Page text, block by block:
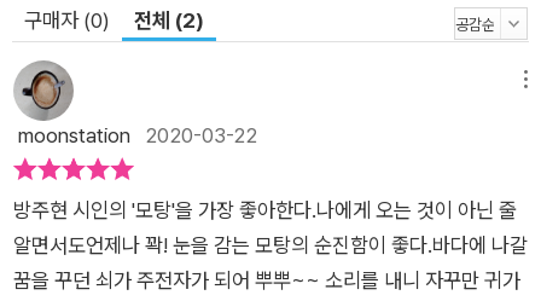
구매자 (0) 전체 (2)
moonstation 2020-03-22
방주현 시인의 '모탕'을 가장 좋아한다.나에게 오는 것이 아닌 줄
알면서도언제나 꽉! 눈을 감는 모탕의 순진함이 좋다.바다에 나갈
꿈을 꾸던 쇠가 주전자가 되어 뿌뿌~~ 소리를 내니 자꾸만 귀가